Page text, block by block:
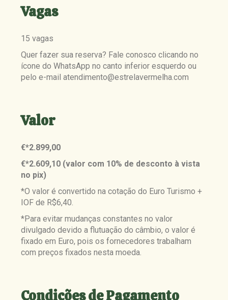
Vagas
15 vagas
Quer fazer sua reserva? Fale conosco clicando no
ícone do WhatsApp no canto inferior esquerdo ou
pelo e-mail atendimento@estrelavermelha.com
Valor
€*2.899,00
€*2.609,10 (valor com 10% de desconto à vista
no pix)
*O valor é convertido na cotação do Euro Turismo +
IOF de R$6,40.
*Para evitar mudanças constantes no valor
divulgado devido a flutuação do câmbio, o valor é
fixado em Euro, pois os fornecedores trabalham
com preços fixados nesta moeda.
Condições de Pagamento